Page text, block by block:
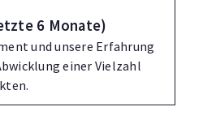
– und ein Team, das
6 Monate)
und unsere Erfahrung
einer Vielzahl